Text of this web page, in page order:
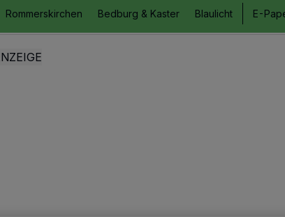
Rommerskirchen Bedburg & Kaster Blaulicht E-